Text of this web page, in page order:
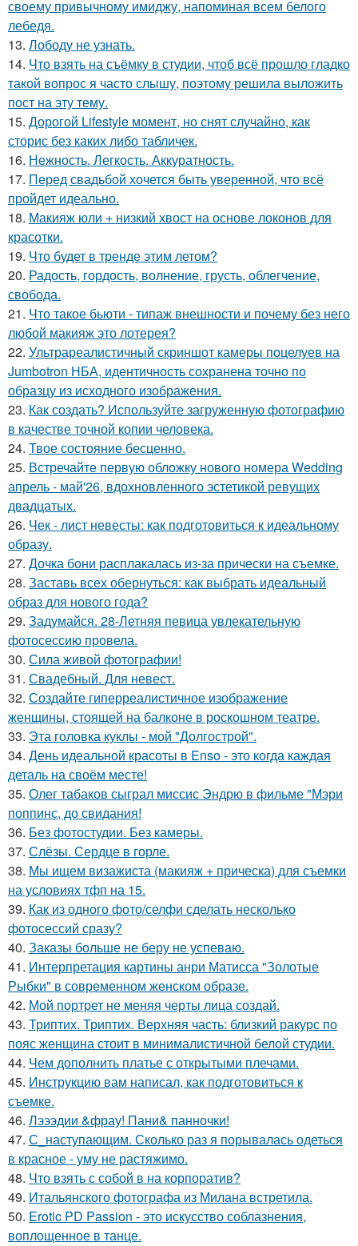
своему привычному имиджу, напоминая всем белого
лебедя.
13. Лободу не узнать.
14. Что взять на съёмку в студии, чтоб всё прошло гладко
такой вопрос я часто слышу, поэтому решила выложить
пост на эту тему.
15. Дорогой Lifestyle момент, но снят случайно, как
сторис без каких либо табличек.
16. Нежность. Легкость. Аккуратность.
17. Перед свадьбой хочется быть уверенной, что всё
пройдет идеально.
18. Макияж юли + низкий хвост на основе локонов для
красотки.
19. Что будет в тренде этим летом?
20. Радость, гордость, волнение, грусть, облегчение,
свобода.
21. Что такое бьюти - типаж внешности и почему без него
любой макияж это лотерея?
22. Ультрареалистичный скриншот камеры поцелуев на
Jumbotron НБА, идентичность сохранена точно по
образцу из исходного изображения.
23. Как создать? Используйте загруженную фотографию
в качестве точной копии человека.
24. Твое состояние бесценно.
25. Встречайте первую обложку нового номера Wedding
апрель - май'26, вдохновленного эстетикой ревущих
двадцатых.
26. Чек - лист невесты: как подготовиться к идеальному
образу.
27. Дочка бони расплакалась из-за прически на съемке.
28. Заставь всех обернуться: как выбрать идеальный
образ для нового года?
29. Задумайся. 28-Летняя певица увлекательную
фотосессию провела.
30. Сила живой фотографии!
31. Свадебный. Для невест.
32. Создайте гиперреалистичное изображение
женщины, стоящей на балконе в роскошном театре.
33. Эта головка куклы - мой "Долгострой".
34. День идеальной красоты в Enso - это когда каждая
деталь на своём месте!
35. Олег табаков сыграл миссис Эндрю в фильме "Мэри
поппинс, до свидания!
36. Без фотостудии. Без камеры.
37. Слёзы. Сердце в горле.
38. Мы ищем визажиста (макияж + прическа) для съемки
на условиях тфп на 15.
39. Как из одного фото/селфи сделать несколько
фотосессий сразу?
40. Заказы больше не беру не успеваю.
41. Интерпретация картины анри Матисса "Золотые
Рыбки" в современном женском образе.
42. Мой портрет не меняя черты лица создай.
43. Триптих. Триптих. Верхняя часть: близкий ракурс по
пояс женщина стоит в минималистичной белой студии.
44. Чем дополнить платье с открытыми плечами.
45. Инструкцию вам написал, как подготовиться к
съемке.
46. Лэээдии &фрау! Пани& панночки!
47. С_наступающим. Сколько раз я порывалась одеться
в красное - уму не растяжимо.
48. Что взять с собой в на корпоратив?
49. Итальянского фотографа из Милана встретила.
50. Erotic PD Passion - это искусство соблазнения,
воплощенное в танце.